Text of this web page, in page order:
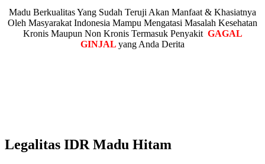
Madu Berkualitas Yang Sudah Teruji Akan Manfaat & Khasiatnya
Oleh Masyarakat Indonesia Mampu Mengatasi Masalah Kesehatan
Kronis Maupun Non Kronis Termasuk Penyakit GAGAL
GINJAL yang Anda Derita
Legalitas IDR Madu Hitam